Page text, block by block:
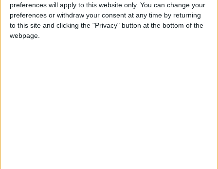
preferences will apply to this website only. You can change your
preferences or withdraw your consent at any time by returning
to this site and clicking the "Privacy" button at the bottom of the
webpage.